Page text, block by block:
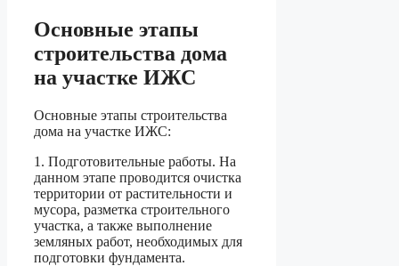
Основные этапы
строительства дома
на участке ИЖС
Основные этапы строительства
дома на участке ИЖС:
1. Подготовительные работы. На
данном этапе проводится очистка
территории от растительности и
мусора, разметка строительного
участка, а также выполнение
земляных работ, необходимых для
подготовки фундамента.